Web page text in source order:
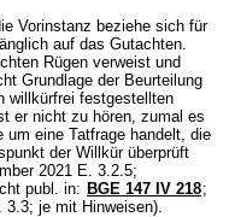
Vorinstanz beziehe sich für
auf das Gutachten.
Rügen verweist und
Grundlage der Beurteilung
willkürfrei festgestellten
er nicht zu hören, zumal es
um eine Tatfrage handelt, die
der Willkür überprüft
2021 E. 3.2.5;
publ. in: BGE 147 IV 218;
3.3; je mit Hinweisen).